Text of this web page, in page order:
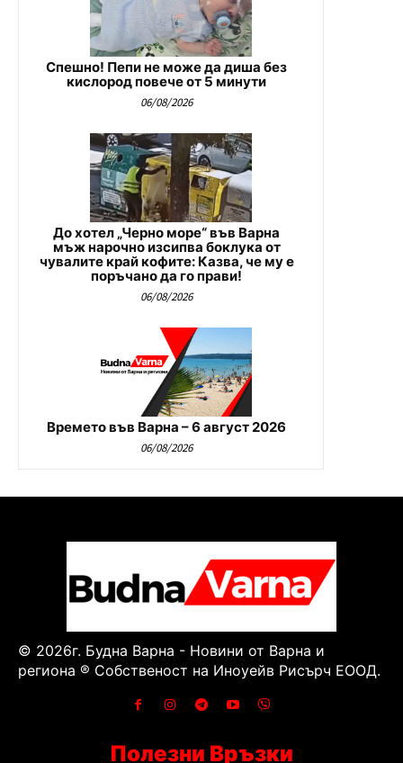
Спешно! Пепи не може да диша без
кислород повече от 5 минути
06/08/2026
До хотел „Черно море“ във Варна
мъж нарочно изсипва боклука от
чувалите край кофите: Казва, че му е
поръчано да го прави!
06/08/2026
Времето във Варна – 6 август 2026
06/08/2026
© 2026г. Будна Варна - Новини от Варна и
региона ® Собственост на Иноуейв Рисърч ЕООД.
Полезни Връзки